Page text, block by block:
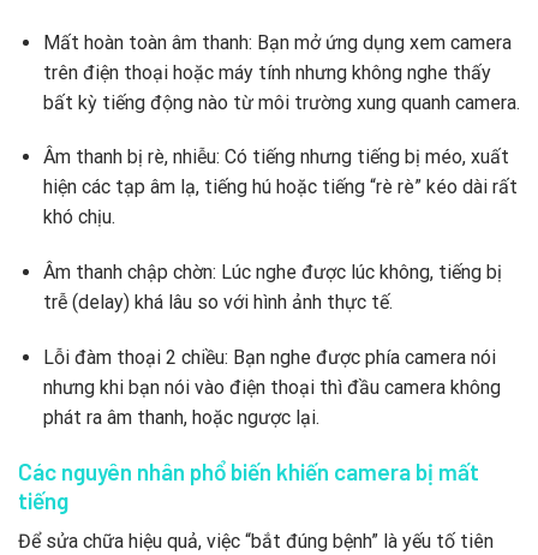
Mất hoàn toàn âm thanh: Bạn mở ứng dụng xem camera
trên điện thoại hoặc máy tính nhưng không nghe thấy
bất kỳ tiếng động nào từ môi trường xung quanh camera.
Âm thanh bị rè, nhiễu: Có tiếng nhưng tiếng bị méo, xuất
hiện các tạp âm lạ, tiếng hú hoặc tiếng “rè rè” kéo dài rất
khó chịu.
Âm thanh chập chờn: Lúc nghe được lúc không, tiếng bị
trễ (delay) khá lâu so với hình ảnh thực tế.
Lỗi đàm thoại 2 chiều: Bạn nghe được phía camera nói
nhưng khi bạn nói vào điện thoại thì đầu camera không
phát ra âm thanh, hoặc ngược lại.
Các nguyên nhân phổ biến khiến camera bị mất
tiếng
Để sửa chữa hiệu quả, việc “bắt đúng bệnh” là yếu tố tiên